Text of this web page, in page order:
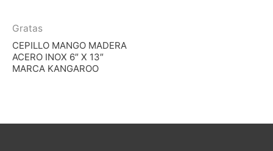
Gratas
CEPILLO MANGO MADERA
ACERO INOX 6″ X 13″
MARCA KANGAROO